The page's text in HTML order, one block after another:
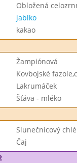
Obložená
jablko
kakao
Žampiónová
Kovbojské
Lakrumáček
Šťáva - mléko
Slunečnicový
Čaj